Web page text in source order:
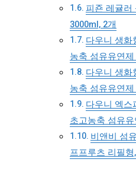
피죤 레귤러
3000ml, 2개
다우니 생화
농축 섬유유연
다우니 생화
농축 섬유유연
다우니 엑스
초고농축 섬유
비앤비 섬
프프루츠 리필